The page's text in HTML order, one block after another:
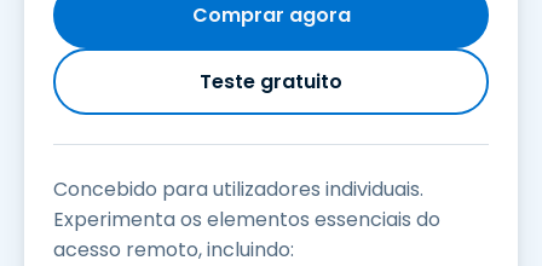
Comprar agora
Teste gratuito
Concebido para utilizadores individuais.
Experimenta os elementos essenciais do
acesso remoto, incluindo: